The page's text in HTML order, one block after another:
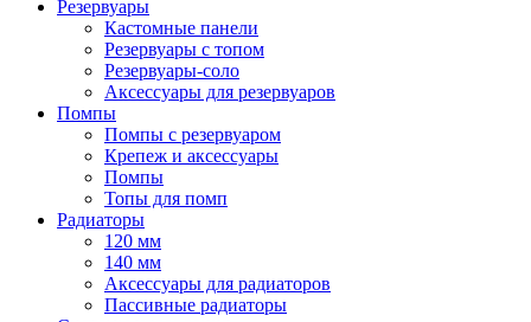
Резервуары
Кастомные панели
Резервуары с топом
Резервуары-соло
Аксессуары для резервуаров
Помпы
Помпы с резервуаром
Крепеж и аксессуары
Помпы
Топы для помп
Радиаторы
120 мм
140 мм
Аксессуары для радиаторов
Пассивные радиаторы